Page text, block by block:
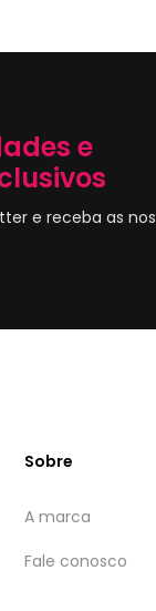
e
e receba as
Sobre
A marca
Fale conosco